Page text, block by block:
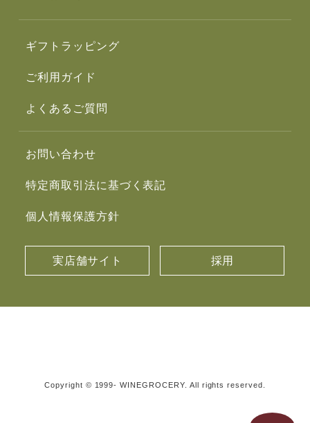
ギフトラッピング
ご利用ガイド
よくあるご質問
お問い合わせ
特定商取引法に基づく表記
個人情報保護方針
実店舗サイト 採用
Copyright © 1999- WINEGROCERY. All rights reserved.